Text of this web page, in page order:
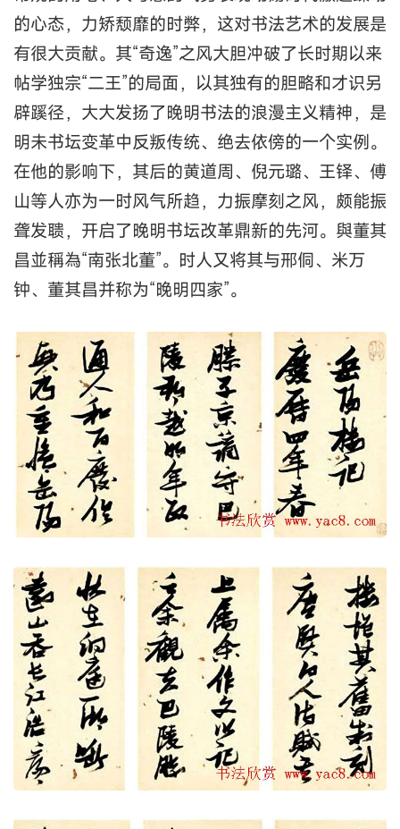
的心态，力矫颓靡的时弊，这对书法艺术的发展是
有很大贡献。其“奇逸”之风大胆冲破了长时期以来
帖学独宗“二王”的局面，以其独有的胆略和才识另
辟蹊径，大大发扬了晚明书法的浪漫主义精神，是
明未书坛变革中反叛传统、绝去依傍的一个实例。
在他的影响下，其后的黄道周、倪元璐、王铎、傅
山等人亦为一时风气所趋，力振摩刻之风，颇能振
聋发聩，开启了晚明书坛改革鼎新的先河。與董其
昌並稱為“南张北董”。时人又将其与邢侗、米万
钟、董其昌并称为“晚明四家”。